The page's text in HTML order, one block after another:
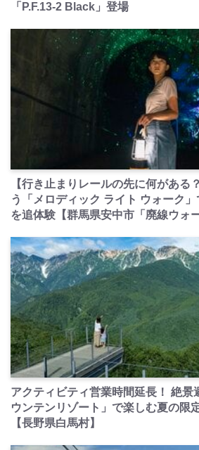
「P.F.13-2 Black」登場
【行き止まりレールの先に何がある
う「メロディック ライト ウォーク
を追体験【群馬県安中市「廃線ウォ
アクティビティ営業時間延長！ 絶景
ウンテンリゾート」で楽しむ夏の限
【長野県白馬村】